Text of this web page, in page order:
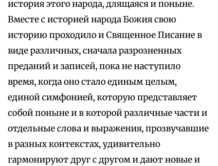
история этого народа, длящаяся и поныне.
Вместе с историей народа Божия свою
историю проходило и Священное Писание в
виде различных, сначала разрозненных
преданий и записей, пока не наступило
время, когда оно стало единым целым,
единой симфонией, которую представляет
собой поныне и в которой различные части и
отдельные слова и выражения, прозвучавшие
в разных контекстах, удивительно
гармонируют друг с другом и дают новые и